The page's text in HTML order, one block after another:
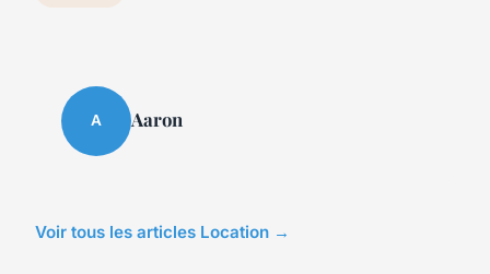
A Aaron
Voir tous les articles Location →